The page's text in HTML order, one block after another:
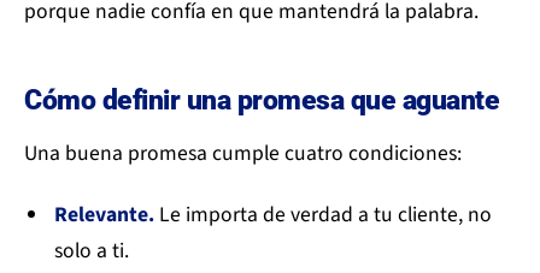
porque nadie confía en que mantendrá la palabra.
Cómo definir una promesa que aguante
Una buena promesa cumple cuatro condiciones:
Relevante.Le importa de verdad a tu cliente, no
solo a ti.